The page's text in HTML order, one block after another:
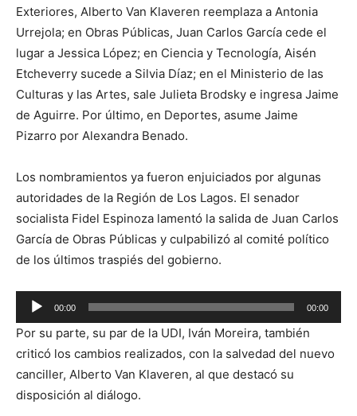
Exteriores, Alberto Van Klaveren reemplaza a Antonia
Urrejola; en Obras Públicas, Juan Carlos García cede el
lugar a Jessica López; en Ciencia y Tecnología, Aisén
Etcheverry sucede a Silvia Díaz; en el Ministerio de las
Culturas y las Artes, sale Julieta Brodsky e ingresa Jaime
de Aguirre. Por último, en Deportes, asume Jaime
Pizarro por Alexandra Benado.
Los nombramientos ya fueron enjuiciados por algunas
autoridades de la Región de Los Lagos. El senador
socialista Fidel Espinoza lamentó la salida de Juan Carlos
García de Obras Públicas y culpabilizó al comité político
de los últimos traspiés del gobierno.
Reproductor
de
audio
00:00 00:00
Por su parte, su par de la UDI, Iván Moreira, también
criticó los cambios realizados, con la salvedad del nuevo
canciller, Alberto Van Klaveren, al que destacó su
disposición al diálogo.